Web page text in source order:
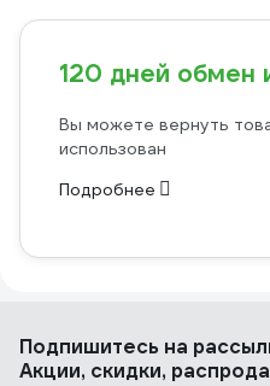
120 дней обмен
Вы можете вернуть
использован
Подробнее
Подпишитесь на
Акции, скидки,